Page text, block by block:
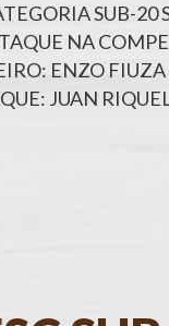
SUB-
NA
ENZO
JUAN